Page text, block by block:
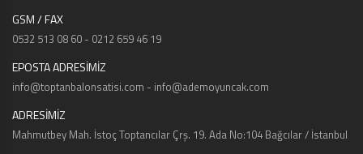
GSM / FAX
0532 513 08 60 - 0212 659 46 19
EPOSTA ADRESİMİZ
info@toptanbalonsatisi.com - info@ademoyuncak.com
ADRESİMİZ
Mahmutbey Mah. İstoç Toptancılar Çrş. 19. Ada No:104 Bağcılar / İstanbul